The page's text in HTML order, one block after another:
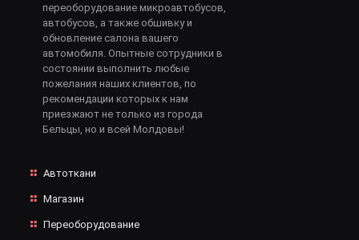
переоборудование микроавтобусов,
автобусов, а также обшивку и
обновление салона вашего
автомобиля. Опытные сотрудники в
состоянии выполнить любые
пожелания наших клиентов, по
рекомендации которых к нам
приезжают не только из города
Бельцы, но и всей Молдовы!
Автоткани
Магазин
Переоборудование